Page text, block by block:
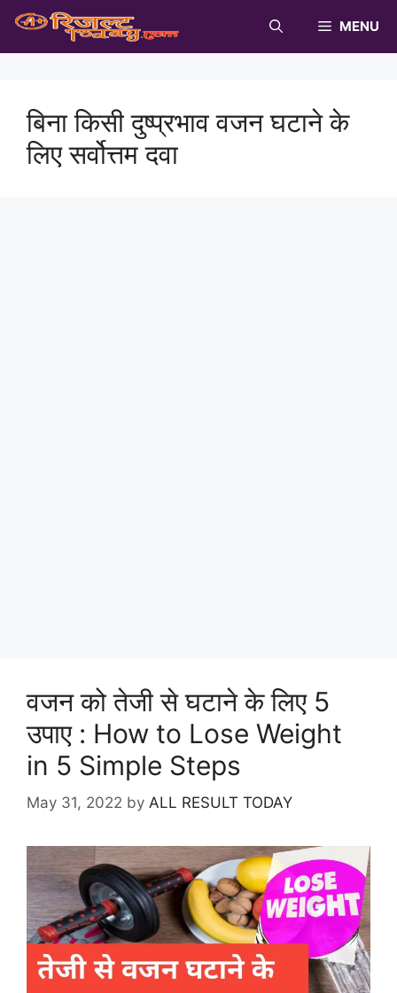
Skip
content
MENU
बिना किसी दुष्प्रभाव वजन घटाने के
लिए सर्वोत्तम दवा
वजन को तेजी से घटाने के लिए 5
उपाए : How to Lose Weight
in 5 Simple Steps
May 31, 2022 by ALL RESULT TODAY